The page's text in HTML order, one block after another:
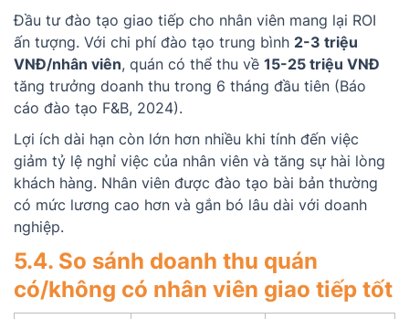
Đầu tư đào tạo giao tiếp cho nhân viên mang lại ROI
ấn tượng. Với chi phí đào tạo trung bình 2-3 triệu
VNĐ/nhân viên, quán có thể thu về 15-25 triệu VNĐ
tăng trưởng doanh thu trong 6 tháng đầu tiên (Báo
cáo đào tạo F&B, 2024).
Lợi ích dài hạn còn lớn hơn nhiều khi tính đến việc
giảm tỷ lệ nghỉ việc của nhân viên và tăng sự hài lòng
khách hàng. Nhân viên được đào tạo bài bản thường
có mức lương cao hơn và gắn bó lâu dài với doanh
nghiệp.
5.4. So sánh doanh thu quán
có/không có nhân viên giao tiếp tốt